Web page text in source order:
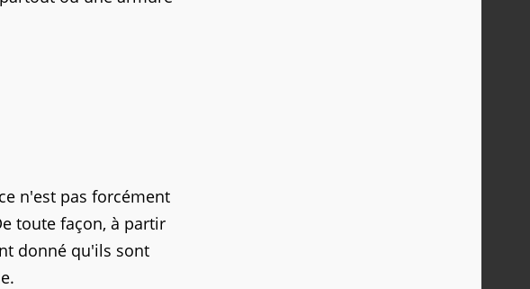
n'est pas forcément
toute façon, à partir
donné qu'ils sont